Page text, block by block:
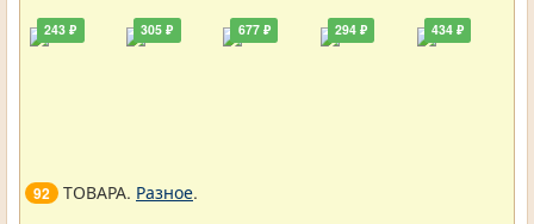
243 ₽ 305 ₽ 677 ₽ 294 ₽ 434 ₽
92 ТОВАРА. Разное.